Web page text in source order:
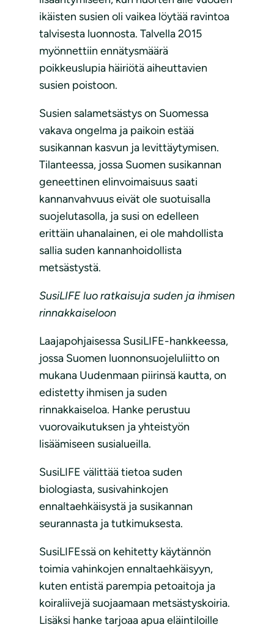
ikäisten susien oli vaikea löytää ravintoa
talvisesta luonnosta. Talvella 2015
myönnettiin ennätysmäärä
poikkeuslupia häiriötä aiheuttavien
susien poistoon.
Susien salametsästys on Suomessa
vakava ongelma ja paikoin estää
susikannan kasvun ja levittäytymisen.
Tilanteessa, jossa Suomen susikannan
geneettinen elinvoimaisuus saati
kannanvahvuus eivät ole suotuisalla
suojelutasolla, ja susi on edelleen
erittäin uhanalainen, ei ole mahdollista
sallia suden kannanhoidollista
metsästystä.
SusiLIFE luo ratkaisuja suden ja ihmisen
rinnakkaiseloon
Laajapohjaisessa SusiLIFE-hankkeessa,
jossa Suomen luonnonsuojeluliitto on
mukana Uudenmaan piirinsä kautta, on
edistetty ihmisen ja suden
rinnakkaiseloa. Hanke perustuu
vuorovaikutuksen ja yhteistyön
lisäämiseen susialueilla.
SusiLIFE välittää tietoa suden
biologiasta, susivahinkojen
ennaltaehkäisystä ja susikannan
seurannasta ja tutkimuksesta.
SusiLIFEssä on kehitetty käytännön
toimia vahinkojen ennaltaehkäisyyn,
kuten entistä parempia petoaitoja ja
koiraliivejä suojaamaan metsästyskoiria.
Lisäksi hanke tarjoaa apua eläintiloille